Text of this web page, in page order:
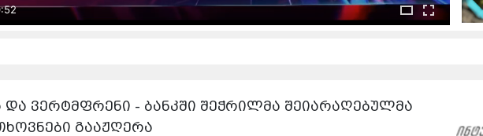
და ვერტმფრენი - ბანკში შეჭრილმა შეიარაღებულმა
გააჟღერა